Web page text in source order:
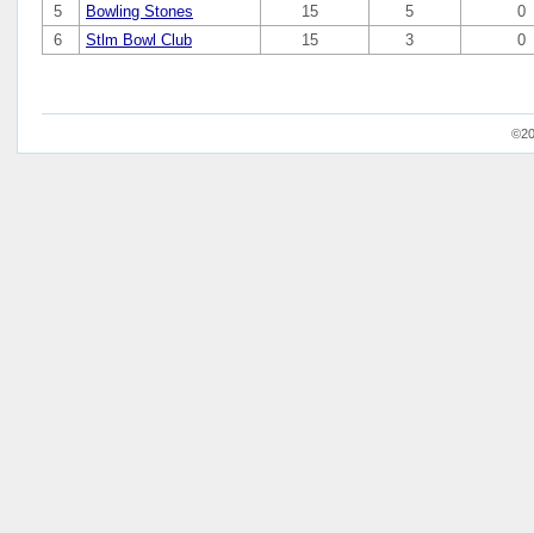
5
Bowling Stones 15 5
0
6
Stlm Bowl Club 15 3 0